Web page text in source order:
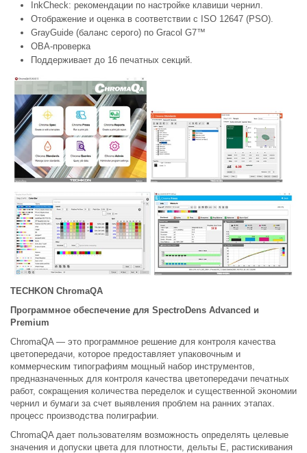
InkCheck: рекомендации по настройке клавиши чернил.
Отображение и оценка в соответствии с ISO 12647 (PSO).
GrayGuide (баланс серого) по Gracol G7™
OBA-проверка
Поддерживает до 16 печатных секций.
TECHKON ChromaQA
Программное обеспечение для SpectroDens Advanced и
Premium
ChromaQA — это программное решение для контроля качества
цветопередачи, которое предоставляет упаковочным и
коммерческим типографиям мощный набор инструментов,
предназначенных для контроля качества цветопередачи печатных
работ, сокращения количества переделок и существенной экономии
чернил и бумаги за счет выявления проблем на ранних этапах.
процесс производства полиграфии.
ChromaQA дает пользователям возможность определять целевые
значения и допуски цвета для плотности, дельты E, растискивания